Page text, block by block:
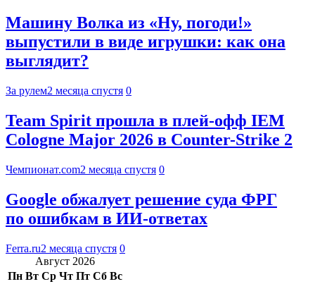
Машину Волка из «Ну, погоди!»
выпустили в виде игрушки: как она
выглядит?
За рулем2 месяца спустя 0
Team Spirit прошла в плей-офф IEM
Cologne Major 2026 в Counter-Strike 2
Чемпионат.com2 месяца спустя 0
Google обжалует решение суда ФРГ
по ошибкам в ИИ-ответах
Ferra.ru2 месяца спустя 0
Август 2026
Пн Вт Ср Чт Пт Сб Вс